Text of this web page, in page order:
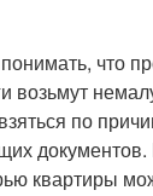
что
возьмут
по
документов.
квартиры